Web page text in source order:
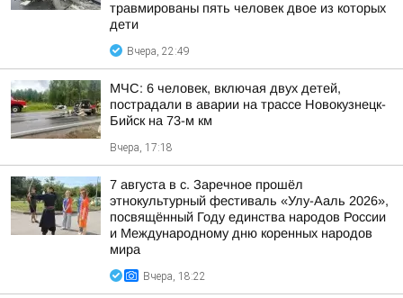
травмированы пять человек двое из которых
дети
Вчера, 22:49
МЧС: 6 человек, включая двух детей,
пострадали в аварии на трассе Новокузнецк-
Бийск на 73-м км
Вчера, 17:18
7 августа в с. Заречное прошёл
этнокультурный фестиваль «Улу-Ааль 2026»,
посвящённый Году единства народов России
и Международному дню коренных народов
мира
Вчера, 18:22